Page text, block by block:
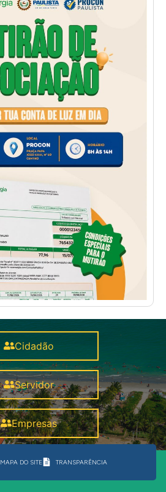
Cidadão
Servidor
Empresas
MAPA DO SITE TRANSPARÊNCIA